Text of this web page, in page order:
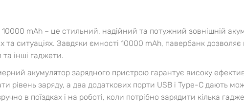
mAh – це стильний, надійний та потужний зовнішній
та ситуаціях. Завдяки ємності 10000 mAh, павербанк
інші гаджети.
акумулятор зарядного пристрою гарантує високу
рівень заряду, а два додаткових порти USB і Type-C дають
в поїздках і на роботі, коли потрібно зарядити кілька